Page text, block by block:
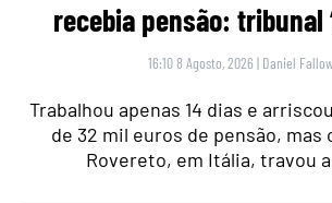
recebia pensão: tribunal
16:10 8 Agosto, 2026 | Daniel
Trabalhou apenas 14 dias e
de 32 mil euros de pensão, mas
Rovereto, em Itália, travou